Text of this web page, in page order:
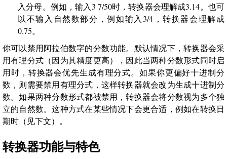
入分母。例如，输入3 7/50时，转换器会理解成3.14。也可
以不输入自然数部分，例如输入3/4，转换器会理解成
0.75。
你可以禁用阿拉伯数字的分数功能。默认情况下，转换器会采
用有理分式（因为其精度更高），因此当两种分数形式同时启
用时，转换器会优先生成有理分式。如果你更偏好十进制分
数，则需要禁用有理分式，这样转换器就会改为生成十进制分
数。如果两种分数形式都被禁用，转换器会将分数视为多个独
立的自然数。这种方式在某些情况下会更合适，例如在转换日
期时（见下文）。
转换器功能与特色